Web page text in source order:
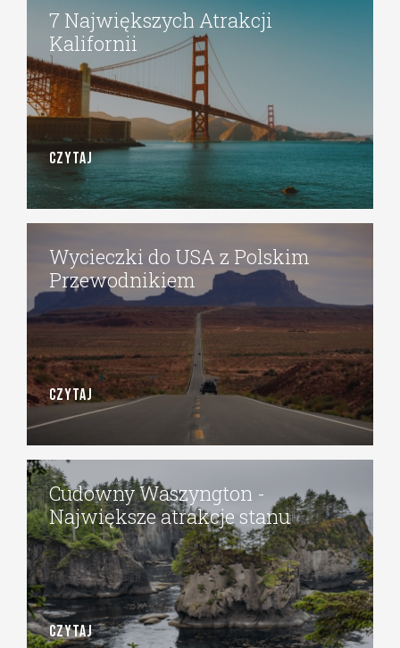
7 Największych Atrakcji
Kalifornii
CZYTAJ
Wycieczki do USA z Polskim
Przewodnikiem
CZYTAJ
Cudowny Waszyngton -
Największe atrakcje stanu
CZYTAJ